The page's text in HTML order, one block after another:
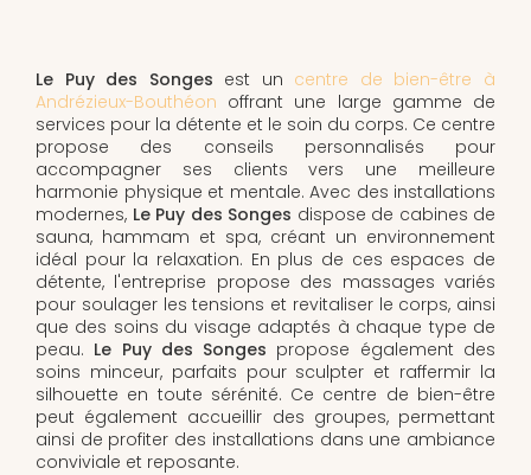
Le Puy des Songes est un centre de bien-être à
Andrézieux-Bouthéon offrant une large gamme de
services pour la détente et le soin du corps. Ce centre
propose des conseils personnalisés pour
accompagner ses clients vers une meilleure
harmonie physique et mentale. Avec des installations
modernes, Le Puy des Songes dispose de cabines de
sauna, hammam et spa, créant un environnement
idéal pour la relaxation. En plus de ces espaces de
détente, l'entreprise propose des massages variés
pour soulager les tensions et revitaliser le corps, ainsi
que des soins du visage adaptés à chaque type de
peau. Le Puy des Songes propose également des
soins minceur, parfaits pour sculpter et raffermir la
silhouette en toute sérénité. Ce centre de bien-être
peut également accueillir des groupes, permettant
ainsi de profiter des installations dans une ambiance
conviviale et reposante.